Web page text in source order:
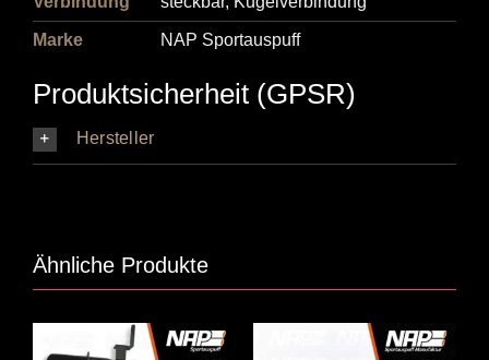
Marke NAP Sportauspuff
Produktsicherheit (GPSR)
Hersteller
Ähnliche Produkte